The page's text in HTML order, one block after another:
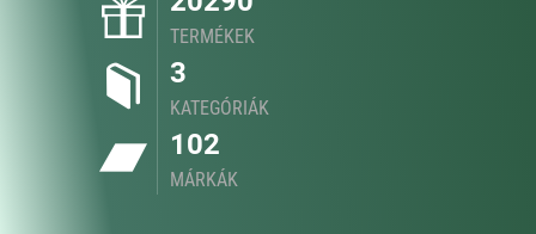
TERMÉKEK
3
KATEGÓRIÁK
102
MÁRKÁK